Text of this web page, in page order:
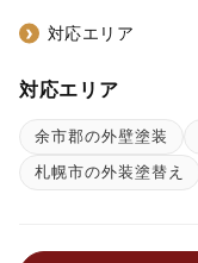
対応エリア
対応エリア
余市郡の外壁塗装
札幌市の外装塗替え